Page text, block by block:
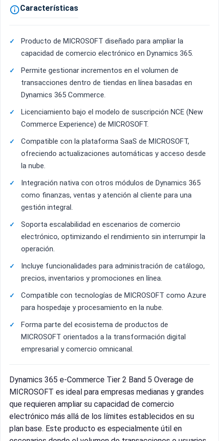
Características
Producto de MICROSOFT diseñado para ampliar la
capacidad de comercio electrónico en Dynamics 365.
Permite gestionar incrementos en el volumen de
transacciones dentro de tiendas en línea basadas en
Dynamics 365 Commerce.
Licenciamiento bajo el modelo de suscripción NCE (New
Commerce Experience) de MICROSOFT.
Compatible con la plataforma SaaS de MICROSOFT,
ofreciendo actualizaciones automáticas y acceso desde
la nube.
Integración nativa con otros módulos de Dynamics 365
como finanzas, ventas y atención al cliente para una
gestión integral.
Soporta escalabilidad en escenarios de comercio
electrónico, optimizando el rendimiento sin interrumpir la
operación.
Incluye funcionalidades para administración de catálogo,
precios, inventarios y promociones en línea.
Compatible con tecnologías de MICROSOFT como Azure
para hospedaje y procesamiento en la nube.
Forma parte del ecosistema de productos de
MICROSOFT orientados a la transformación digital
empresarial y comercio omnicanal.
Dynamics 365 e-Commerce Tier 2 Band 5 Overage de
MICROSOFT es ideal para empresas medianas y grandes
que requieren ampliar su capacidad de comercio
electrónico más allá de los límites establecidos en su
plan base. Este producto es especialmente útil en